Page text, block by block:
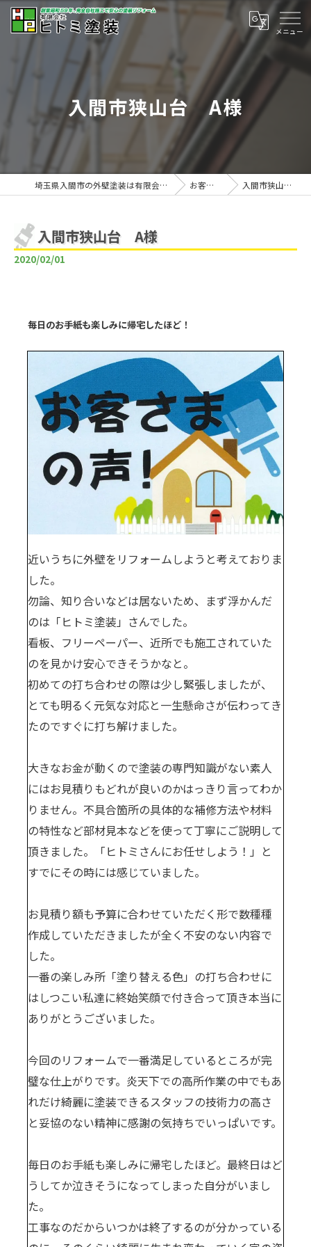
入間市狭山台 A様
埼玉県入間市の外壁塗装は有限会社ヒトミ塗装 お客様の声 入間市狭山台 A様
入間市狭山台 A様
2020/02/01
毎日のお手紙も楽しみに帰宅したほど！
近いうちに外壁をリフォームしようと考えておりま
した。
勿論、知り合いなどは居ないため、まず浮かんだ
のは「ヒトミ塗装」さんでした。
看板、フリーペーパー、近所でも施工されていた
のを見かけ安心できそうかなと。
初めての打ち合わせの際は少し緊張しましたが、
とても明るく元気な対応と一生懸命さが伝わってき
たのですぐに打ち解けました。
大きなお金が動くので塗装の専門知識がない素人
にはお見積りもどれが良いのかはっきり言ってわか
りません。不具合箇所の具体的な補修方法や材料
の特性など部材見本などを使って丁寧にご説明して
頂きました。「ヒトミさんにお任せしよう！」と
すでにその時には感じていました。
お見積り額も予算に合わせていただく形で数種種
作成していただきましたが全く不安のない内容で
した。
一番の楽しみ所「塗り替える色」の打ち合わせに
はしつこい私達に終始笑顔で付き合って頂き本当に
ありがとうございました。
今回のリフォームで一番満足しているところが完
璧な仕上がりです。炎天下での高所作業の中でもあ
れだけ綺麗に塗装できるスタッフの技術力の高さ
と妥協のない精神に感謝の気持ちでいっぱいです。
毎日のお手紙も楽しみに帰宅したほど。最終日はど
うしてか泣きそうになってしまった自分がいまし
た。
工事なのだからいつかは終了するのが分かっている